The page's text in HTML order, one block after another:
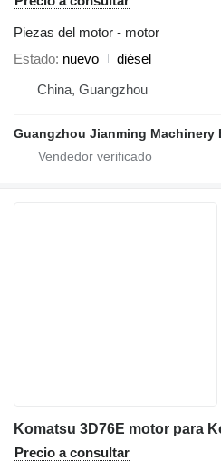
Piezas del motor - motor
Estado nuevo
diésel
China, Guangzhou
Precio a consultar